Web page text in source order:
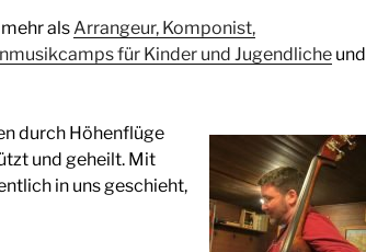
als Arrangeur, Komponist,
für Kinder und Jugendlicheund
durch Höhenflüge
und geheilt. Mit
in uns geschieht,